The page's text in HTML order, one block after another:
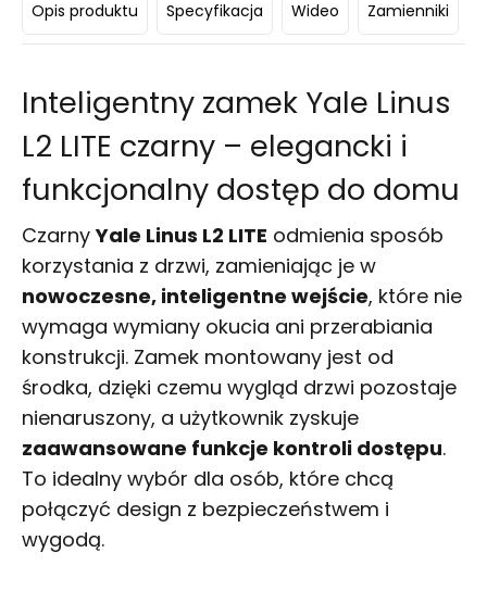
Opis produktu Specyfikacja Wideo Zamienniki
Inteligentny zamek Yale Linus
L2 LITE czarny – elegancki i
funkcjonalny dostęp do domu
CzarnyYale Linus L2 LITE odmienia sposób
korzystania z drzwi, zamieniając je w
nowoczesne, inteligentne wejście, które nie
wymaga wymiany okucia ani przerabiania
konstrukcji. Zamek montowany jest od
środka, dzięki czemu wygląd drzwi pozostaje
nienaruszony, a użytkownik zyskuje
zaawansowane funkcje kontroli dostępu.
To idealny wybór dla osób, które chcą
połączyć design z bezpieczeństwem i
wygodą.